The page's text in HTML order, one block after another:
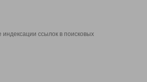
ссылок в поисковых